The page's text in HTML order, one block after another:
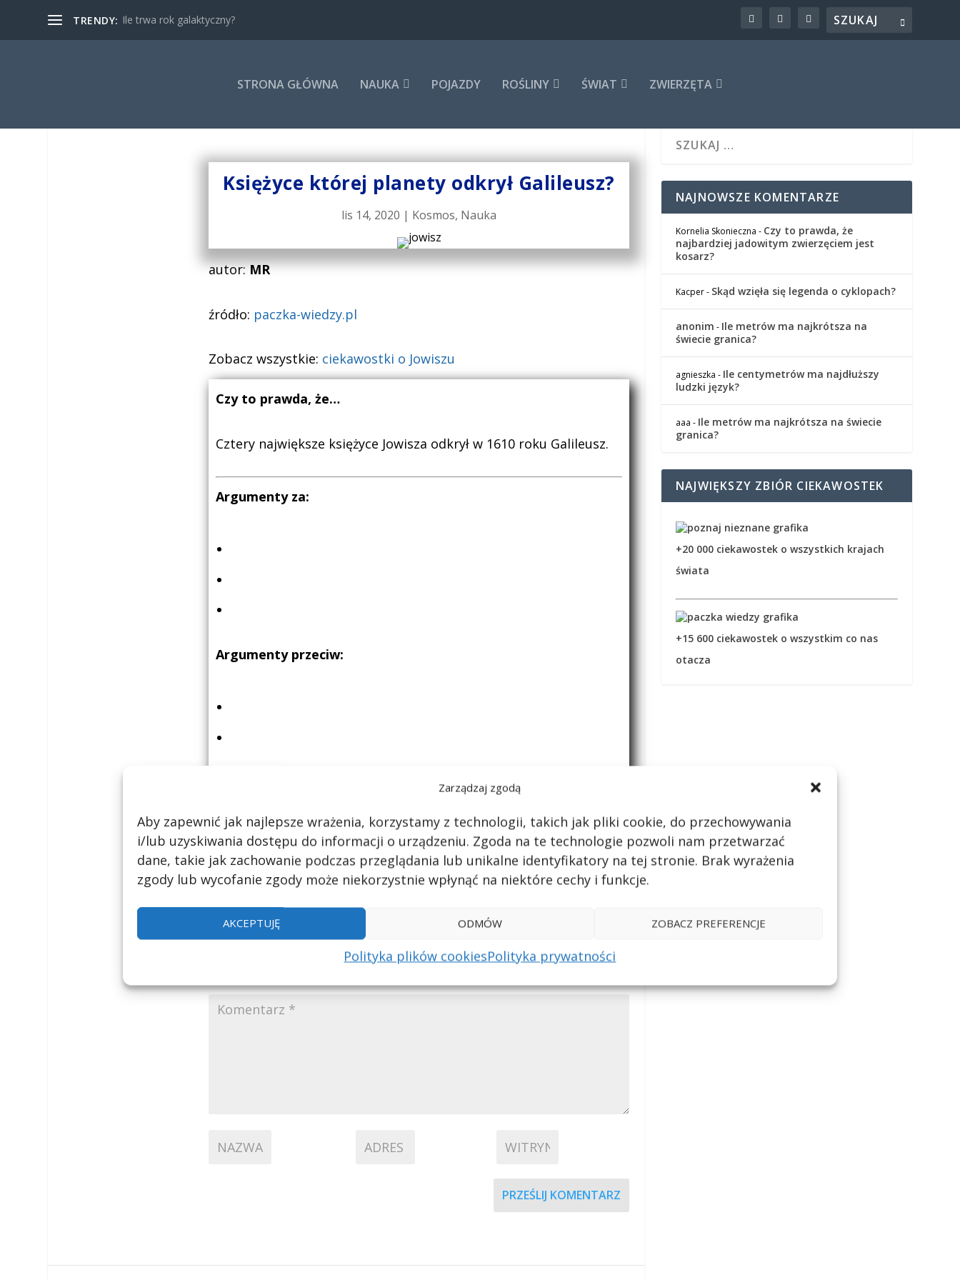
Zarządzaj zgodą
Aby zapewnić jak najlepsze wrażenia, korzystamy z technologii, takich jak pliki cookie, do przechowywania
i/lub uzyskiwania dostępu do informacji o urządzeniu. Zgoda na te technologie pozwoli nam przetwarzać
dane, takie jak zachowanie podczas przeglądania lub unikalne identyfikatory na tej stronie. Brak wyrażenia
zgody lub wycofanie zgody może niekorzystnie wpłynąć na niektóre cechy i funkcje.
AKCEPTUJĘ ODMÓW ZOBACZ PREFERENCJE
Polityka plików cookiesPolityka prywatności
TRENDY: Ile trwa rok galaktyczny?
STRONA GŁÓWNA NAUKA POJAZDY ROŚLINY ŚWIAT ZWIERZĘTA
Księżyce której planety odkrył Galileusz?
lis 14, 2020 | Kosmos, Nauka
autor:MR
źródło: paczka-wiedzy.pl
Zobacz wszystkie: ciekawostki o Jowiszu
Czy to prawda, że…
Cztery największe księżyce Jowisza odkrył w 1610 roku Galileusz.
Argumenty za:
Argumenty przeciw:
*Informacje uzupełnione zostaną na podstawie zamieszczonych
komentarzy. Zachęcamy wszystkich do dzielenia się swoją wiedzą.
0 komentarzy
PRZEŚLIJ KOMENTARZ
NAJNOWSZE KOMENTARZE
Kornelia Skonieczna - Czy to prawda, że
najbardziej jadowitym zwierzęciem jest
kosarz?
Kacper- Skąd wzięła się legenda o cyklopach?
anonim - Ile metrów ma najkrótsza na
świecie granica?
agnieszka - Ile centymetrów ma najdłuższy
ludzki język?
aaa - Ile metrów ma najkrótsza na świecie
granica?
NAJWIĘKSZY ZBIÓR CIEKAWOSTEK
+20 000 ciekawostek o wszystkich krajach
świata
+15 600 ciekawostek o wszystkim co nas
otacza